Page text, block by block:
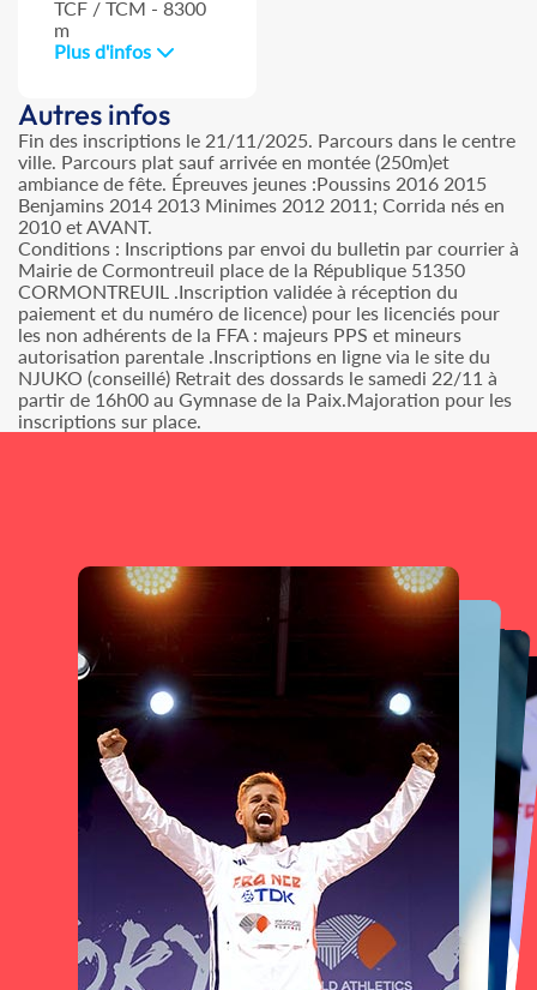
TCF / TCM - 8300
m
Plus d'infos
Autres infos
Fin des inscriptions le 21/11/2025. Parcours dans le centre
ville. Parcours plat sauf arrivée en montée (250m)et
ambiance de fête. Épreuves jeunes :Poussins 2016 2015
Benjamins 2014 2013 Minimes 2012 2011; Corrida nés en
2010 et AVANT.
Conditions : Inscriptions par envoi du bulletin par courrier à
Mairie de Cormontreuil place de la République 51350
CORMONTREUIL .Inscription validée à réception du
paiement et du numéro de licence) pour les licenciés pour
les non adhérents de la FFA : majeurs PPS et mineurs
autorisation parentale .Inscriptions en ligne via le site du
NJUKO (conseillé) Retrait des dossards le samedi 22/11 à
partir de 16h00 au Gymnase de la Paix.Majoration pour les
inscriptions sur place.